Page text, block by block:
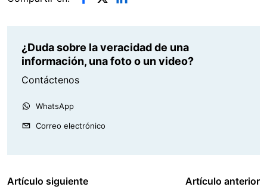
¿Duda sobre la veracidad de una
información, una foto o un video?
Contáctenos
WhatsApp
Correo electrónico
Artículo siguiente Artículo anterior